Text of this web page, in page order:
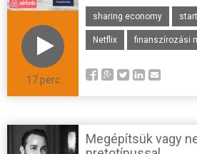
17 perc
sharing economy
Netflix finanszírozási
Megépítsük vagy